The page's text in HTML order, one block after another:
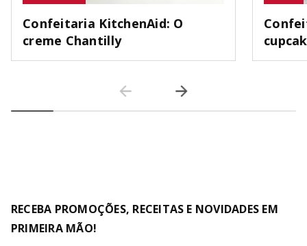
Confeitaria KitchenAid: O
creme Chantilly
RECEBA PROMOÇÕES, RECEITAS E NOVIDADES EM
PRIMEIRA MÃO!